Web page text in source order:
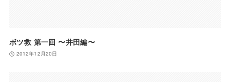
ボツ救 第一回 〜井田編〜
2012年12月20日